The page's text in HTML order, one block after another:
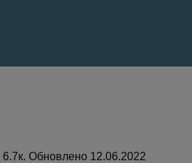
6.7к. Обновлено